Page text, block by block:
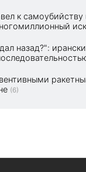
к
иск
назад?":
(6)